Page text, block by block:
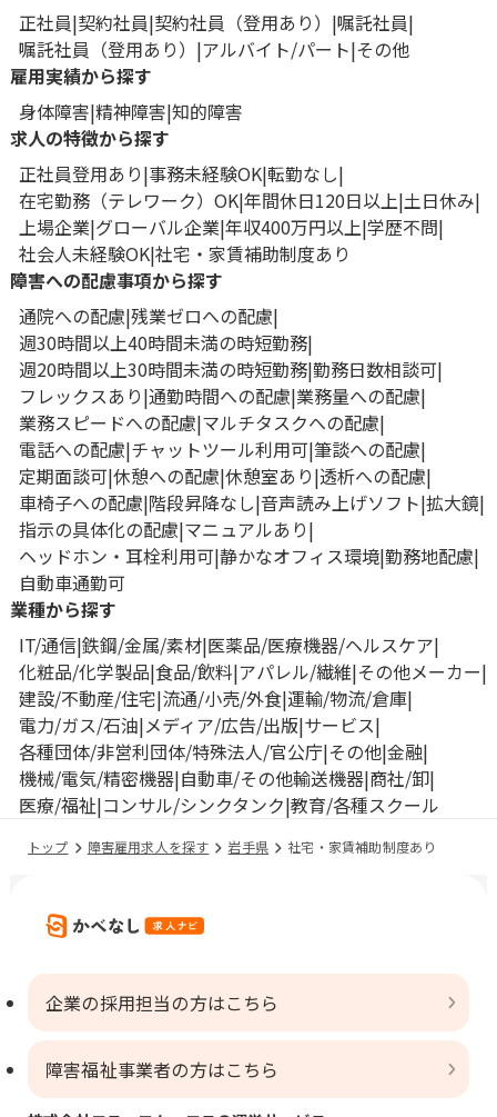
正社員 契約社員 契約社員（登用あり）
嘱託社員
嘱託社員（登用あり）
アルバイト/パート その他
雇用実績から探す
身体障害 精神障害 知的障害
求人の特徴から探す
正社員登用あり 事務未経験OK 転勤なし
在宅勤務（テレワーク）OK 年間休日120日以上 土日休み
上場企業 グローバル企業 年収400万円以上 学歴不問
社会人未経験OK 社宅・家賃補助制度あり
障害への配慮事項から探す
通院への配慮 残業ゼロへの配慮
週30時間以上40時間未満の時短勤務
週20時間以上30時間未満の時短勤務 勤務日数相談可
フレックスあり 通勤時間への配慮 業務量への配慮
業務スピードへの配慮 マルチタスクへの配慮
電話への配慮 チャットツール利用可 筆談への配慮
定期面談可 休憩への配慮 休憩室あり 透析への配慮
車椅子への配慮 階段昇降なし 音声読み上げソフト 拡大鏡
指示の具体化の配慮 マニュアルあり
ヘッドホン・耳栓利用可 静かなオフィス環境 勤務地配慮
自動車通勤可
業種から探す
IT/通信 鉄鋼/金属/素材 医薬品/医療機器/ヘルスケア
化粧品/化学製品 食品/飲料 アパレル/繊維 その他メーカー
建設/不動産/住宅 流通/小売/外食 運輸/物流/倉庫
電力/ガス/石油 メディア/広告/出版 サービス
各種団体/非営利団体/特殊法人/官公庁 その他 金融
機械/電気/精密機器 自動車/その他輸送機器 商社/卸
医療/福祉 コンサル/シンクタンク 教育/各種スクール
トップ 障害雇用求人を探す 岩手県 社宅・家賃補助制度あり
企業の採用担当の方はこちら
障害福祉事業者の方はこちら